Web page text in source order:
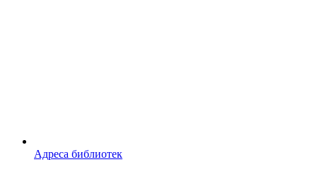
Адреса библиотек